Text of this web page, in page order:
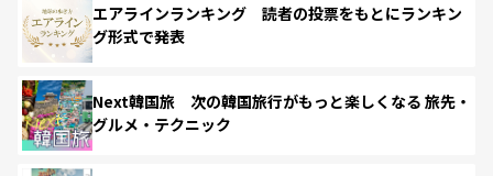
エアラインランキング 読者の投票をもとにランキン
グ形式で発表
Next韓国旅 次の韓国旅行がもっと楽しくなる 旅先・
グルメ・テクニック